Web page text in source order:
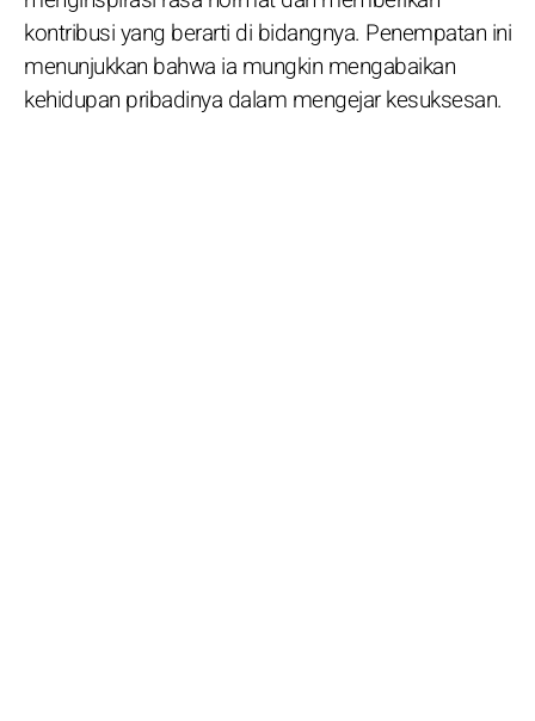
kontribusi yang berarti di bidangnya. Penempatan ini
menunjukkan bahwa ia mungkin mengabaikan
kehidupan pribadinya dalam mengejar kesuksesan.